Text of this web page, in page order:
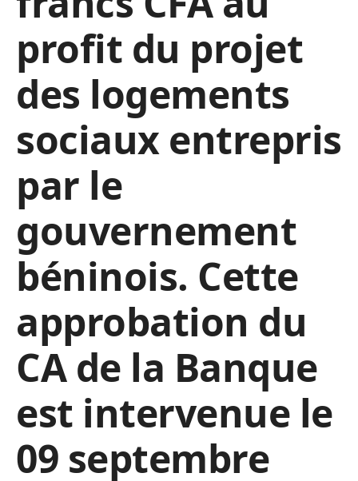
profit du projet
des logements
sociaux entrepris
par le
gouvernement
béninois. Cette
approbation du
CA de la Banque
est intervenue le
09 septembre